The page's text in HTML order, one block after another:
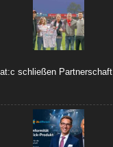
schließen Partnerschaft